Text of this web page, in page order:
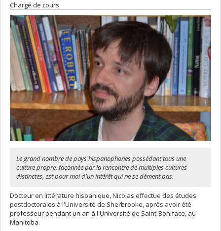
Chargé de cours
Le grand nombre de pays hispanophones possédant tous une
culture propre, façonnée par la rencontre de multiples cultures
distinctes, est pour moi d'un intérêt qui ne se dément pas.
Docteur en littérature hispanique, Nicolas effectue des études
postdoctorales à l'Université de Sherbrooke, après avoir été
professeur pendant un an à l'Université de Saint-Boniface, au
Manitoba.